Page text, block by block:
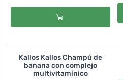
Kallos Kallos Champú de
banana con complejo
multivitamínico